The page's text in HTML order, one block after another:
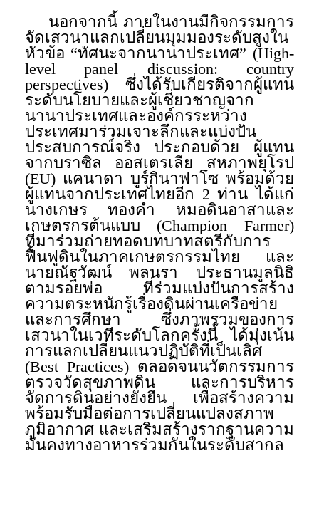
นอกจากนี้ ภายในงานมีกิจกรรมการ
จัดเสวนาแลกเปลี่ยนมุมมองระดับสูงใน
หัวข้อ “ทัศนะจากนานาประเทศ” (High-
level panel discussion: country
perspectives) ซึ่งได้รับเกียรติจากผู้แทน
ระดับนโยบายและผู้เชี่ยวชาญจาก
นานาประเทศและองค์กรระหว่าง
ประเทศมาร่วมเจาะลึกและแบ่งปัน
ประสบการณ์จริง ประกอบด้วย ผู้แทน
จากบราซิล ออสเตรเลีย สหภาพยุโรป
(EU) แคนาดา บูร์กินาฟาโซ พร้อมด้วย
ผู้แทนจากประเทศไทยอีก 2 ท่าน ได้แก่
นางเกษร ทองคำ หมอดินอาสาและ
เกษตรกรต้นแบบ (Champion Farmer)
ที่มาร่วมถ่ายทอดบทบาทสตรีกับการ
ฟื้นฟูดินในภาคเกษตรกรรมไทย และ
นายณัฐวัฒน์ พลนรา ประธานมูลนิธิ
ตามรอยพ่อ ที่ร่วมแบ่งปันการสร้าง
ความตระหนักรู้เรื่องดินผ่านเครือข่าย
และการศึกษา ซึ่งภาพรวมของการ
เสวนาในเวทีระดับโลกครั้งนี้ ได้มุ่งเน้น
การแลกเปลี่ยนแนวปฏิบัติที่เป็นเลิศ
(Best Practices) ตลอดจนนวัตกรรมการ
ตรวจวัดสุขภาพดิน และการบริหาร
จัดการดินอย่างยั่งยืน เพื่อสร้างความ
พร้อมรับมือต่อการเปลี่ยนแปลงสภาพ
ภูมิอากาศ และเสริมสร้างรากฐานความ
มั่นคงทางอาหารร่วมกันในระดับสากล